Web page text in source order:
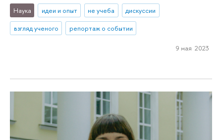
Наука идеи и опыт не учеба
дискуссии
взгляд ученого
репортаж о событии
9 мая 2023